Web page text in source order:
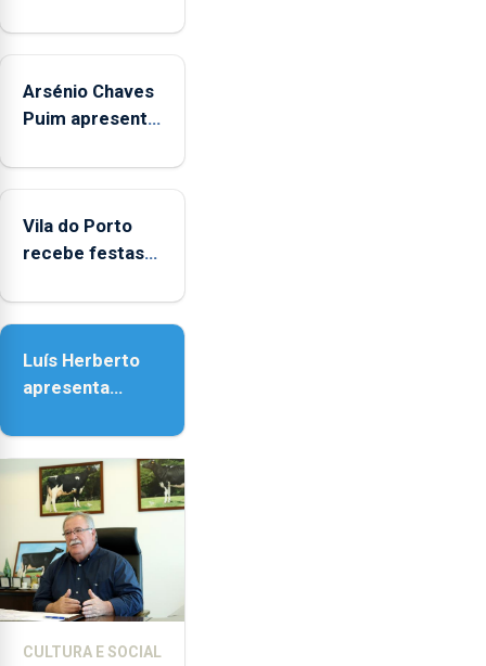
Arsénio Chaves
Puim apresenta
Biblioteca de
Vila do Porto
recebe festas
Nossa Senhora
Luís Herberto
apresenta
Paisagem’
CULTURA E SOCIAL